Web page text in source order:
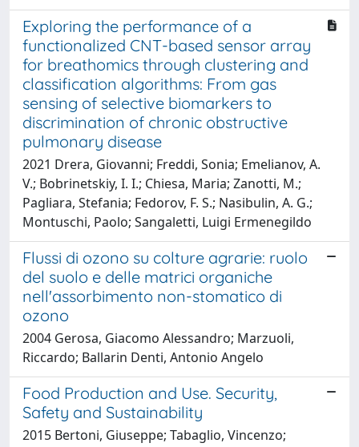
Exploring the performance of a
functionalized CNT-based sensor array
for breathomics through clustering and
classification algorithms: From gas
sensing of selective biomarkers to
discrimination of chronic obstructive
pulmonary disease
2021 Drera, Giovanni; Freddi, Sonia; Emelianov, A.
V.; Bobrinetskiy, I. I.; Chiesa, Maria; Zanotti, M.;
Pagliara, Stefania; Fedorov, F. S.; Nasibulin, A. G.;
Montuschi, Paolo; Sangaletti, Luigi Ermenegildo
Flussi di ozono su colture agrarie: ruolo
del suolo e delle matrici organiche
nell'assorbimento non-stomatico di
ozono
2004 Gerosa, Giacomo Alessandro; Marzuoli,
Riccardo; Ballarin Denti, Antonio Angelo
Food Production and Use. Security,
Safety and Sustainability
2015 Bertoni, Giuseppe; Tabaglio, Vincenzo;